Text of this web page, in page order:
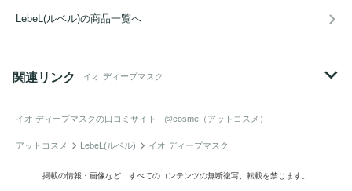
LebeL(ルベル)の商品一覧へ
関連リンク イオ ディープマスク
イオ ディープマスクの口コミサイト - @cosme（アットコスメ）
アットコスメ LebeL(ルベル) イオ ディープマスク
掲載の情報・画像など、すべてのコンテンツの無断複写、転載を禁じます。